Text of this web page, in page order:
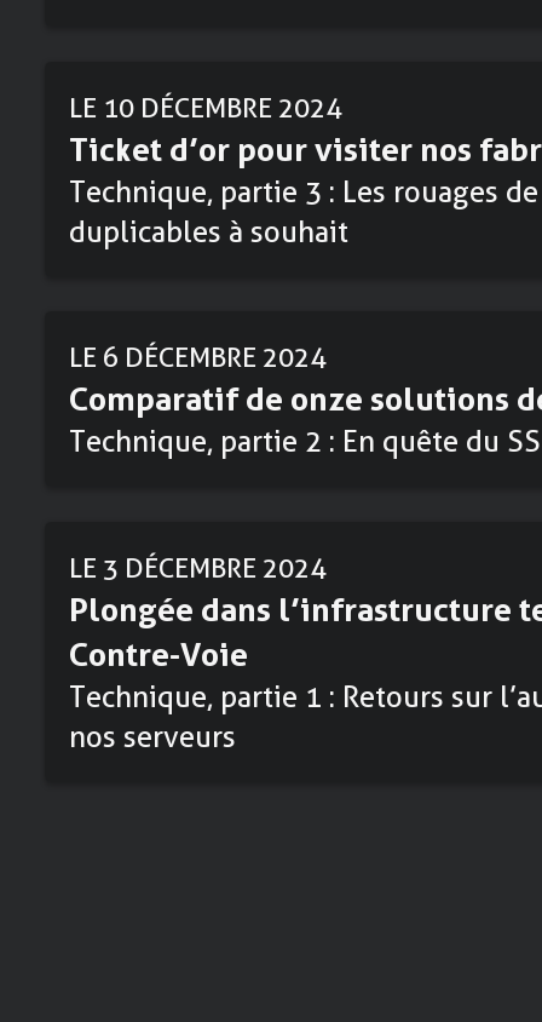
LE 10 DÉCEMBRE 2024
Ticket d’or pour visiter nos
Technique, partie 3 : Les rouages
duplicables à souhait
LE 6 DÉCEMBRE 2024
Comparatif de onze solutions
Technique, partie 2 : En quête du
LE 3 DÉCEMBRE 2024
Plongée dans l’infrastructure
Contre-Voie
Technique, partie 1 : Retours sur
nos serveurs